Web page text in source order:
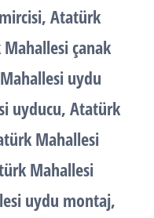
Atatürk
çanak
uydu
uyducu, Atatürk
Mahallesi
Mahallesi
uydu montaj,